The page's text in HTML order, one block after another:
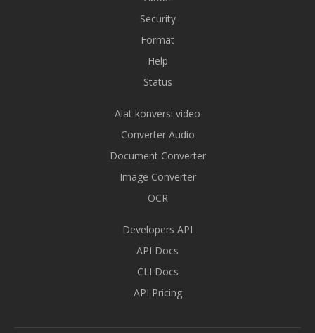
Security
Format
Help
Status
Alat konversi video
Converter Audio
Document Converter
Image Converter
OCR
Developers API
API Docs
CLI Docs
API Pricing